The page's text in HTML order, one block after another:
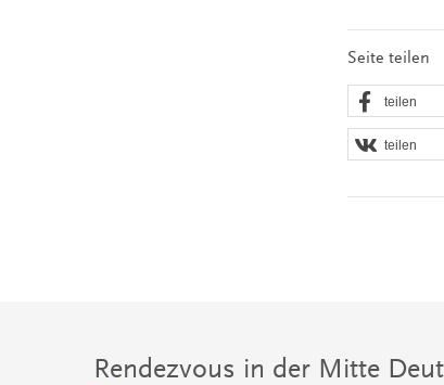
Seite teilen
teilen
teilen
Rendezvous in der Mitte